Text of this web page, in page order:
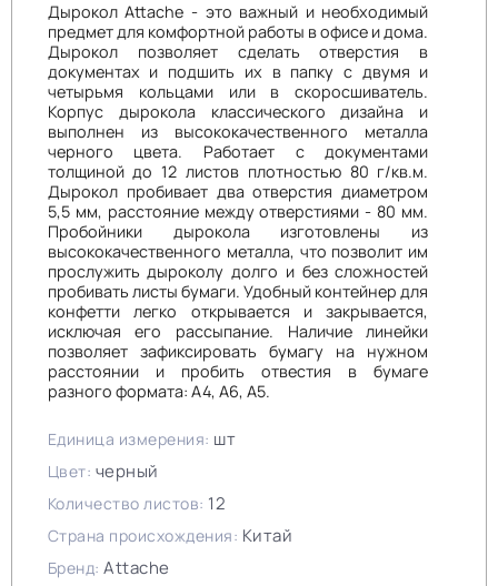
Дырокол Attache - это важный и необходимый
предмет для комфортной работы в офисе и дома.
Дырокол позволяет сделать отверстия в
документах и подшить их в папку с двумя и
четырьмя кольцами или в скоросшиватель.
Корпус дырокола классического дизайна и
выполнен из высококачественного металла
черного цвета. Работает с документами
толщиной до 12 листов плотностью 80 г/кв.м.
Дырокол пробивает два отверстия диаметром
5,5 мм, расстояние между отверстиями - 80 мм.
Пробойники дырокола изготовлены из
высококачественного металла, что позволит им
прослужить дыроколу долго и без сложностей
пробивать листы бумаги. Удобный контейнер для
конфетти легко открывается и закрывается,
исключая его рассыпание. Наличие линейки
позволяет зафиксировать бумагу на нужном
расстоянии и пробить отвестия в бумаге
разного формата: А4, А6, А5.
Единица измерения: шт
Цвет: черный
Количество листов: 12
Страна происхождения: Китай
Бренд: Attache